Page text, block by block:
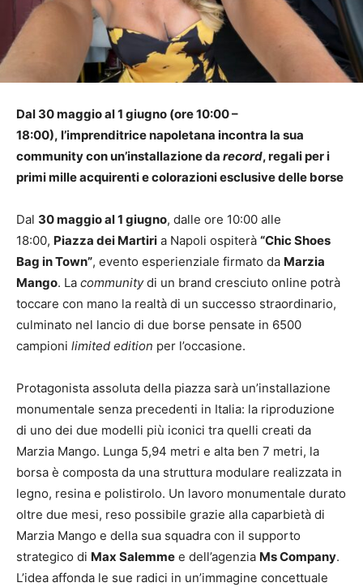
Dal 30 maggio al 1 giugno (ore 10:00 –
18:00), l’imprenditrice napoletana incontra la sua
community con un’installazione da record, regali per i
primi mille acquirenti e colorazioni esclusive delle borse
Dal 30 maggio al 1 giugno, dalle ore 10:00 alle
18:00, Piazza dei Martiri a Napoli ospiterà “Chic Shoes
Bag in Town”, evento esperienziale firmato da Marzia
Mango. La communitydi un brand cresciuto online potrà
toccare con mano la realtà di un successo straordinario,
culminato nel lancio di due borse pensate in 6500
campioni limited edition per l’occasione.
Protagonista assoluta della piazza sarà un’installazione
monumentale senza precedenti in Italia: la riproduzione
di uno dei due modelli più iconici tra quelli creati da
Marzia Mango. Lunga 5,94 metri e alta ben 7 metri, la
borsa è composta da una struttura modulare realizzata in
legno, resina e polistirolo. Un lavoro monumentale durato
oltre due mesi, reso possibile grazie alla caparbietà di
Marzia Mango e della sua squadra con il supporto
strategico di Max Salemme e dell’agenzia Ms Company.
L’idea affonda le sue radici in un’immagine concettuale